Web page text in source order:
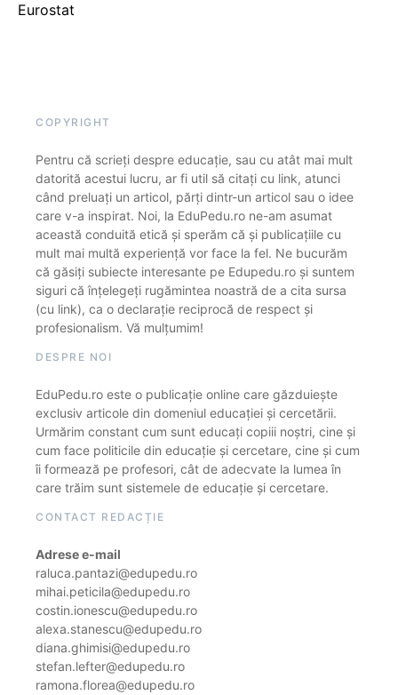
Eurostat
COPYRIGHT
Pentru că scrieți despre educație, sau cu atât mai mult
datorită acestui lucru, ar fi util să citați cu link, atunci
când preluați un articol, părți dintr-un articol sau o idee
care v-a inspirat. Noi, la EduPedu.ro ne-am asumat
această conduită etică și sperăm că și publicațiile cu
mult mai multă experiență vor face la fel. Ne bucurăm
că găsiți subiecte interesante pe Edupedu.ro și suntem
siguri că înțelegeți rugămintea noastră de a cita sursa
(cu link), ca o declarație reciprocă de respect și
profesionalism. Vă mulțumim!
DESPRE NOI
EduPedu.ro este o publicație online care găzduiește
exclusiv articole din domeniul educației și cercetării.
Urmărim constant cum sunt educați copiii noștri, cine și
cum face politicile din educație și cercetare, cine și cum
îi formează pe profesori, cât de adecvate la lumea în
care trăim sunt sistemele de educație și cercetare.
CONTACT REDACȚIE
Adrese e-mail
raluca.pantazi@edupedu.ro
mihai.peticila@edupedu.ro
costin.ionescu@edupedu.ro
alexa.stanescu@edupedu.ro
diana.ghimisi@edupedu.ro
stefan.lefter@edupedu.ro
ramona.florea@edupedu.ro